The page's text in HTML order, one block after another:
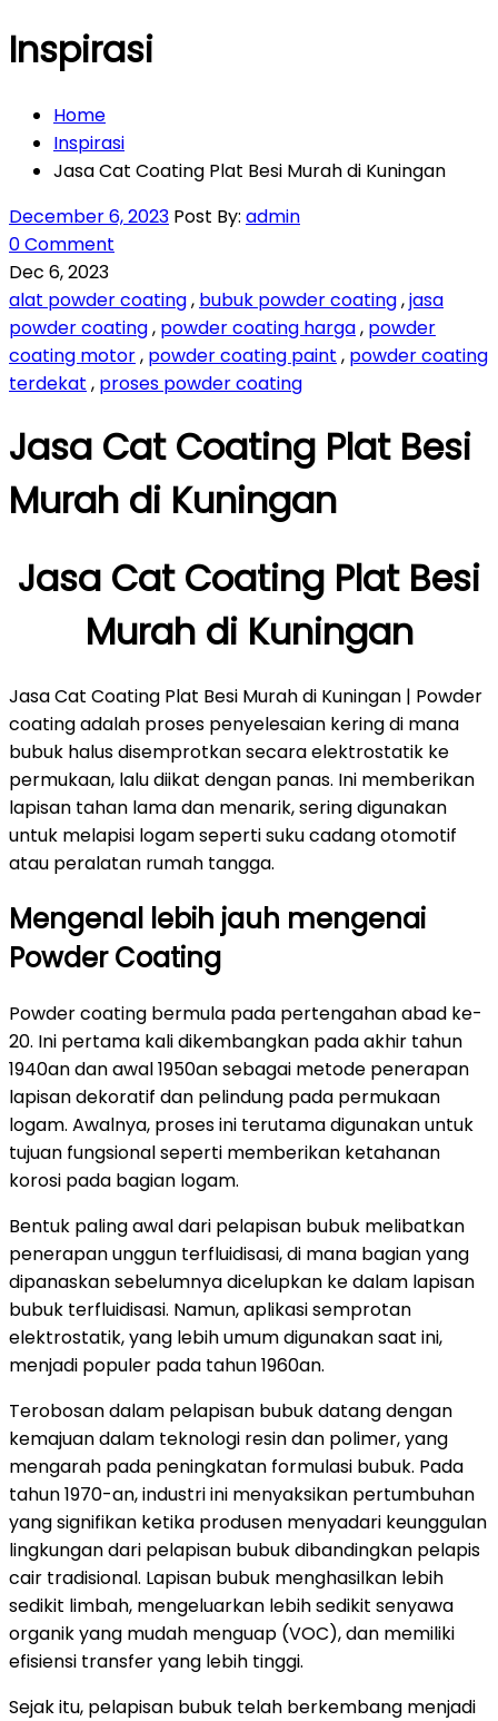
Inspirasi
Home
Inspirasi
Jasa Cat Coating Plat Besi Murah di Kuningan
December 6, 2023 Post By: admin
0 Comment
Dec 6, 2023
alat powder coating, bubuk powder coating,jasa
powder coating, powder coating harga, powder
coating motor, powder coating paint , powder coating
terdekat , proses powder coating
Jasa Cat Coating Plat Besi
Murah di Kuningan
Jasa Cat Coating Plat Besi
Murah di Kuningan
Jasa Cat Coating Plat Besi Murah di Kuningan | Powder
coating adalah proses penyelesaian kering di mana
bubuk halus disemprotkan secara elektrostatik ke
permukaan, lalu diikat dengan panas. Ini memberikan
lapisan tahan lama dan menarik, sering digunakan
untuk melapisi logam seperti suku cadang otomotif
atau peralatan rumah tangga.
Mengenal lebih jauh mengenai
Powder Coating
Powder coating bermula pada pertengahan abad ke-
20. Ini pertama kali dikembangkan pada akhir tahun
1940an dan awal 1950an sebagai metode penerapan
lapisan dekoratif dan pelindung pada permukaan
logam. Awalnya, proses ini terutama digunakan untuk
tujuan fungsional seperti memberikan ketahanan
korosi pada bagian logam.
Bentuk paling awal dari pelapisan bubuk melibatkan
penerapan unggun terfluidisasi, di mana bagian yang
dipanaskan sebelumnya dicelupkan ke dalam lapisan
bubuk terfluidisasi. Namun, aplikasi semprotan
elektrostatik, yang lebih umum digunakan saat ini,
menjadi populer pada tahun 1960an.
Terobosan dalam pelapisan bubuk datang dengan
kemajuan dalam teknologi resin dan polimer, yang
mengarah pada peningkatan formulasi bubuk. Pada
tahun 1970-an, industri ini menyaksikan pertumbuhan
yang signifikan ketika produsen menyadari keunggulan
lingkungan dari pelapisan bubuk dibandingkan pelapis
cair tradisional. Lapisan bubuk menghasilkan lebih
sedikit limbah, mengeluarkan lebih sedikit senyawa
organik yang mudah menguap (VOC), dan memiliki
efisiensi transfer yang lebih tinggi.
Sejak itu, pelapisan bubuk telah berkembang menjadi